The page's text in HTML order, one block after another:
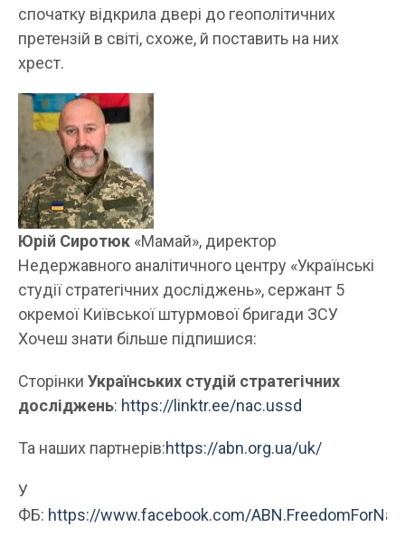
спочатку відкрила двері до геополітичних
претензій в світі, схоже, й поставить на них
хрест.
Юрій Сиротюк «Мамай», директор
Недержавного аналітичного центру «Українські
студії стратегічних досліджень», сержант 5
окремої Київської штурмової бригади ЗСУ
Хочеш знати більше підпишися:
Сторінки Українських студій стратегічних
досліджень: https://linktr.ee/nac.ussd
Та наших партнерів:https://abn.org.ua/uk/
У
ФБ: https://www.facebook.com/